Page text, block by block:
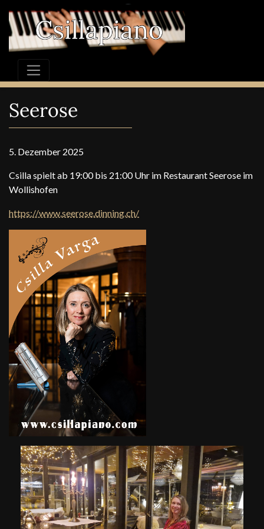
Seerose
5. Dezember 2025
Csilla spielt ab 19:00 bis 21:00 Uhr im Restaurant Seerose im
Wollishofen
https://www.seerose.dinning.ch/